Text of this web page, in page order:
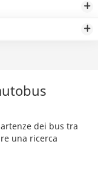
dei bus tra
una ricerca